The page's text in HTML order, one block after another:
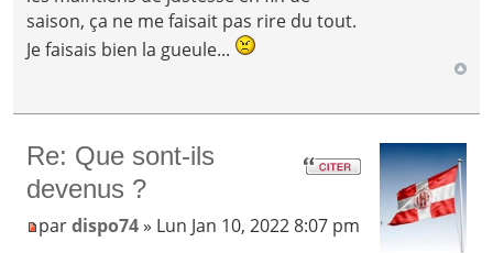
saison, ça ne me faisait pas rire du tout.
Je faisais bien la gueule...
Re: Que sont-ils
devenus ?
pardispo74» Lun Jan 10, 2022 8:07 pm